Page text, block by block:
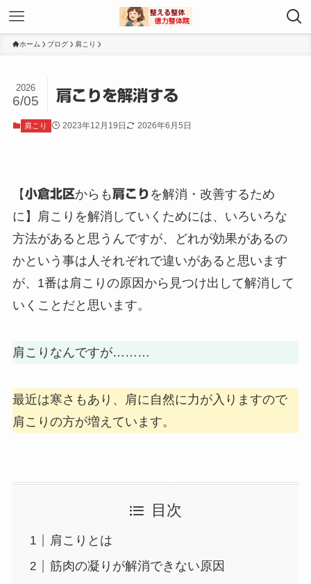
ホーム ブログ 肩こり
肩こりを解消する
2026
6/05
肩こり 2023年12月19日 2026年6月5日
【小倉北区からも肩こり を解消・改善するため
に】肩こりを解消していくためには、いろいろな
方法があると思うんですが、どれが効果があるの
かという事は人それぞれで違いがあると思います
が、1番は肩こりの原因から見つけ出して解消して
いくことだと思います。
肩こりなんですが………
最近は寒さもあり、肩に自然に力が入りますので
肩こりの方が増えています。
目次
肩こりとは
筋肉の凝りが解消できない原因